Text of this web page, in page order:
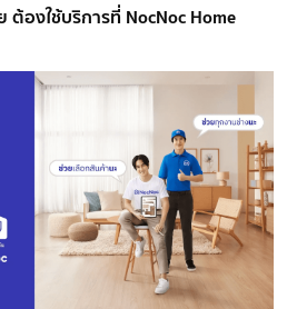
องใช้บริการที่ NocNoc Home